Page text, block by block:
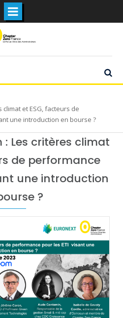
et ESG, facteurs de
une introduction en bourse ?
: Les critères climat
de performance
une introduction
?